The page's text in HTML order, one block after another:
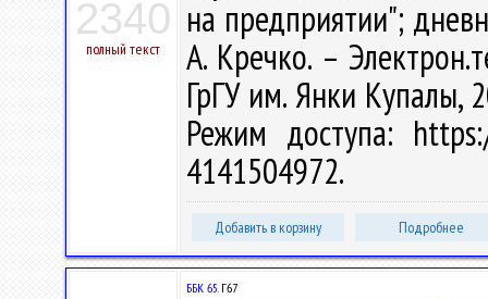
2340
полный текст
на предприятии";
А. Кречко. –
ГрГУ им. Янки Купалы,
Режим доступа:
4141504972.
Добавить в корзину Подробнее
ББК 65.Г67